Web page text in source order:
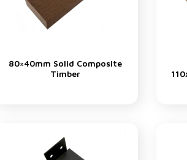
80×40mm Solid Composite
Timber